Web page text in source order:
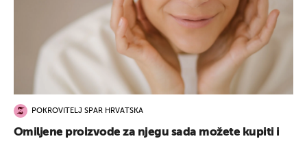
POKROVITELJ SPAR HRVATSKA
Omiljene proizvode za njegu sada možete kupiti i